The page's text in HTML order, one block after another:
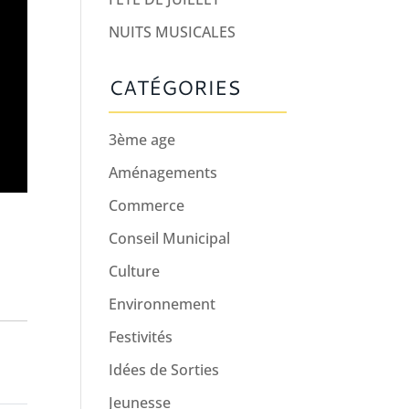
NUITS MUSICALES
CATÉGORIES
3ème age
Aménagements
Commerce
Conseil Municipal
Culture
Environnement
Festivités
Idées de Sorties
Jeunesse